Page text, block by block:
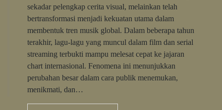
sekadar pelengkap cerita visual, melainkan telah
bertransformasi menjadi kekuatan utama dalam
membentuk tren musik global. Dalam beberapa tahun
terakhir, lagu-lagu yang muncul dalam film dan serial
streaming terbukti mampu melesat cepat ke jajaran
chart internasional. Fenomena ini menunjukkan
perubahan besar dalam cara publik menemukan,
menikmati, dan…